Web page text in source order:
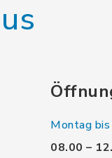
Montag
08.00 –